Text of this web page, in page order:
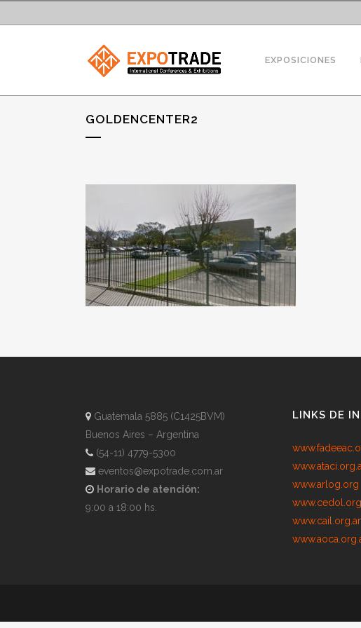
EXPOSICIONES
GOLDENCENTER2
Guatemala 5885 (C1425BVM)
Buenos Aires – Argentina
(54-11) 4779-5300
eventos@expotrade.com.ar
Horario de atención:
9:00 a 18:00 hs.
LINKS DE
www.arlog.org
www.cail.org.ar